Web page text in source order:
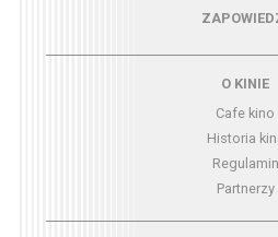
Menu - zapowiedzi
O KINIE
Cafe kino
Historia
Regulamin
Partnerzy